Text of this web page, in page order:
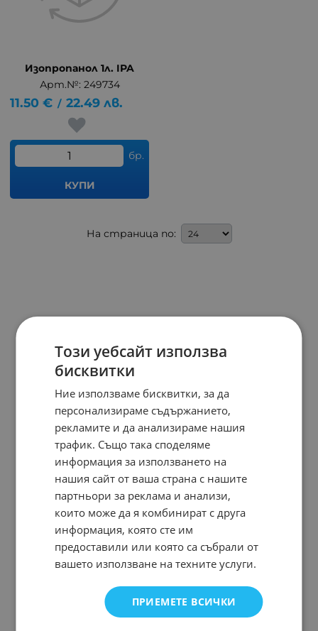
Изопропанол 1л. IPA
Арт.№: 249734
11.50 € / 22.49 лв.
бр.
КУПИ
На страница по:
Този уебсайт използва
бисквитки
Ние използваме бисквитки, за да
персонализираме съдържанието,
рекламите и да анализираме нашия
трафик. Също така споделяме
информация за използването на
нашия сайт от ваша страна с нашите
партньори за реклама и анализи,
които може да я комбинират с друга
информация, която сте им
предоставили или която са събрали от
вашето използване на техните услуги.
ПРИЕМЕТЕ ВСИЧКИ